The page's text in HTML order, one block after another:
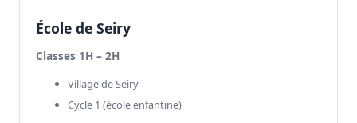
École de Seiry
Classes 1H – 2H
Village de Seiry
Cycle 1 (école enfantine)